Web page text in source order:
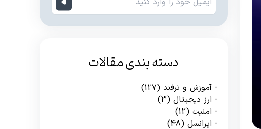
دسته بندی مقالات
آموزش و ترفند (127)
ارز دیجیتال (3)
امنیت (12)
ایرانسل (48)